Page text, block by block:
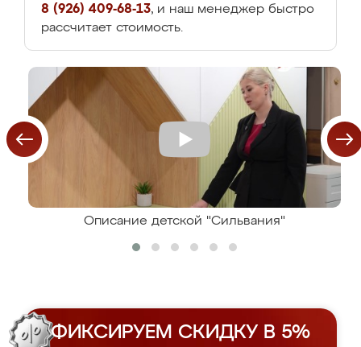
8 (926) 409-68-13, и наш менеджер быстро
рассчитает стоимость.
Описание детской "Сильвания"
ФИКСИРУЕМ СКИДКУ В 5%